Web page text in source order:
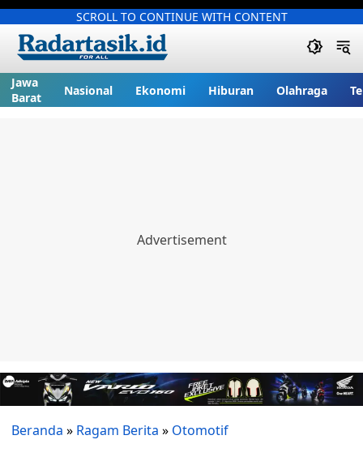
SCROLL TO CONTINUE WITH CONTENT
Jawa
Barat
Nasional Ekonomi Hiburan Olahraga
Beranda » Ragam Berita » Otomotif